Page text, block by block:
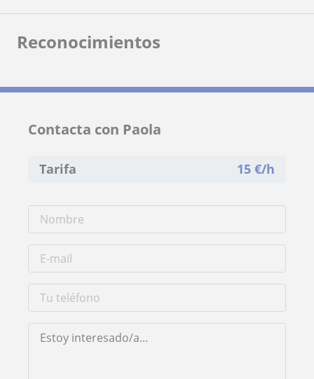
Reconocimientos
Contacta con Paola
Tarifa 15 €/h